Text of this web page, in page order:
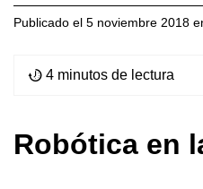
Publicado el 5 noviembre 2018
4 minutos de lectura
Robótica en